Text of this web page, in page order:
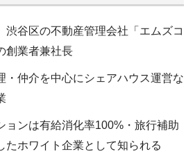
渋谷区の不動産管理会社「エムズコ
創業者兼社長
・仲介を中心にシェアハウス運営な
ョンは有給消化率100%・旅行補助
たホワイト企業として知られる